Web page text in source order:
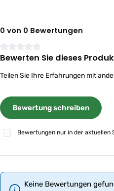
0 von 0 Bewertungen
Durchschnittliche Bewertung von 0
Bewerten Sie dieses
Teilen Sie Ihre Erfahrungen mit
Bewertung schreiben
Bewertungen nur in der aktuellen
Keine Bewertungen